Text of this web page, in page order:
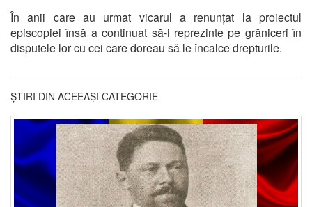
În anii care au urmat vicarul a renunțat la proiectul
episcopiei însă a continuat să-i reprezinte pe grăniceri în
disputele lor cu cei care doreau să le încalce drepturile.
ȘTIRI DIN ACEEAȘI CATEGORIE